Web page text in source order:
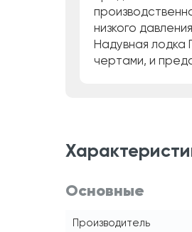
низкого
Надувная лодка
чертами, и
Основные
Производитель